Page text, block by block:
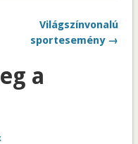
Világszínvonalú
sportesemény →
a